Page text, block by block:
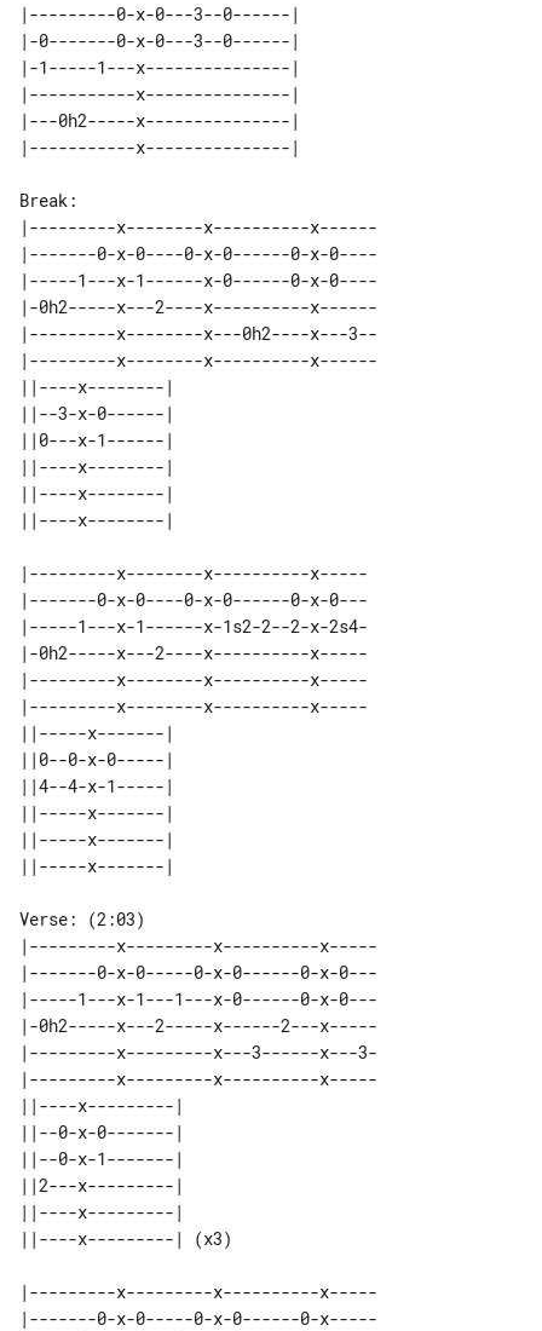
|---------0-x-0---3--0------|
|-0-------0-x-0---3--0------|
|-1-----1---x---------------|
|-----------x---------------|
|---0h2-----x---------------|
Break:
|---------x--------x----------x------
|-------0-x-0----0-x-0------0-x-0----
|-----1---x-1------x-0------0-x-0----
|-0h2-----x---2----x----------x------
|---------x--------x---0h2----x---3--
|---------x--------x----------x------
||----x--------|
||--3-x-0------|
||0---x-1------|
||----x--------|
||----x--------|
|---------x--------x----------x-----
|-------0-x-0----0-x-0------0-x-0---
|-----1---x-1------x-1s2-2--2-x-2s4-
|-0h2-----x---2----x----------x-----
|---------x--------x----------x-----
|---------x--------x----------x-----
||-----x-------|
||0--0-x-0-----|
||4--4-x-1-----|
||-----x-------|
||-----x-------|
Verse: (2:03)
|---------x---------x----------x-----
|-------0-x-0-----0-x-0------0-x-0---
|-----1---x-1---1---x-0------0-x-0---
|-0h2-----x---2-----x------2---x-----
|---------x---------x---3------x---3-
|---------x---------x----------x-----
||----x---------|
||--0-x-0-------|
||--0-x-1-------|
||2---x---------|
||----x---------|
|---------x---------x----------x-----
|-------0-x-0-----0-x-0------0-x-----